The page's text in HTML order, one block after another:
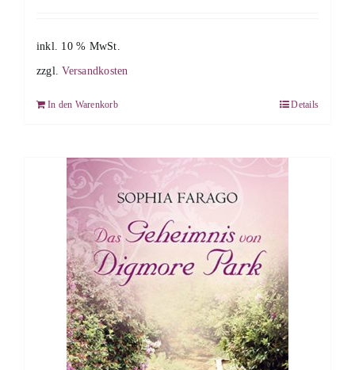
inkl. 10 % MwSt.
zzgl.Versandkosten
In den Warenkorb Details